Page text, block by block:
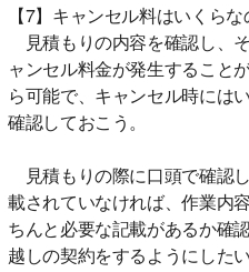
【7】キャンセル料はいくら
見積もりの内容を確認し、
ャンセル料金が発生すること
ら可能で、キャンセル時には
確認しておこう。
見積もりの際に口頭で確認
載されていなければ、作業内
ちんと必要な記載があるか確
越しの契約をするようにしたい